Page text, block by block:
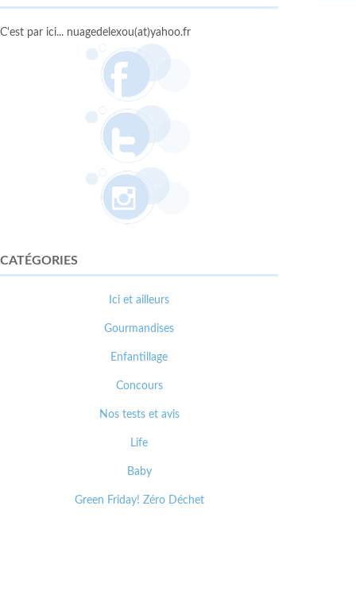
C'est par ici... nuagedelexou(at)yahoo.fr
CATÉGORIES
Ici et ailleurs
Gourmandises
Enfantillage
Concours
Nos tests et avis
Life
Baby
Green Friday! Zéro Déchet